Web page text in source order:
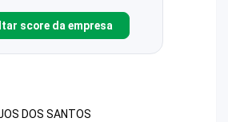
score da empresa
DOS SANTOS